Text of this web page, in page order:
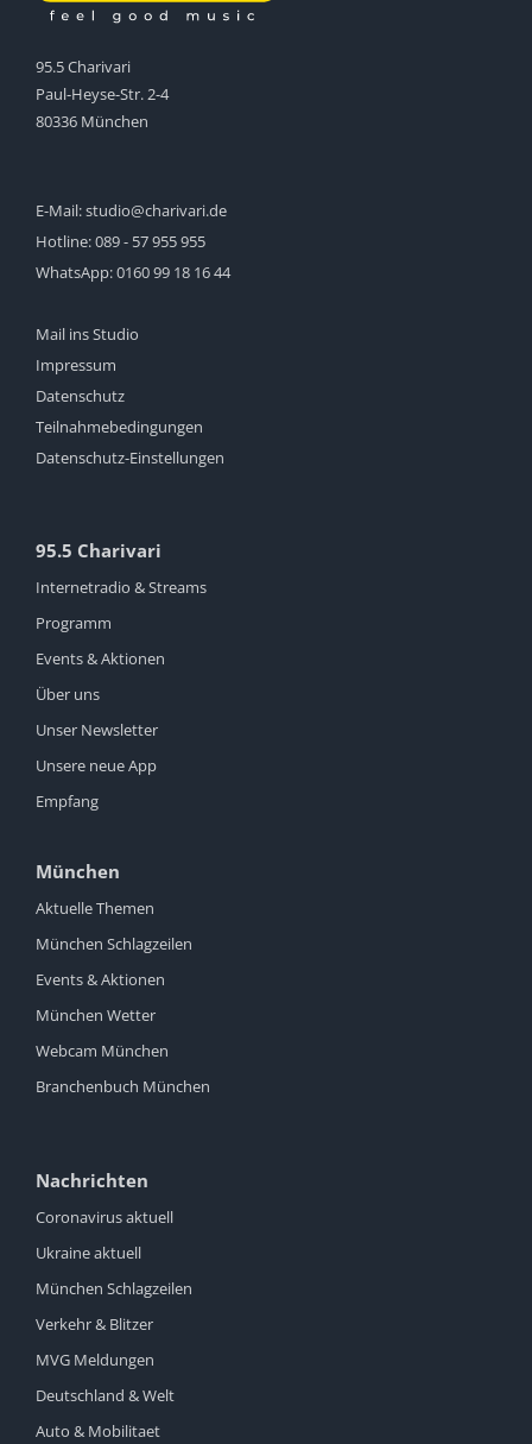
95.5 Charivari
Paul-Heyse-Str. 2-4
80336 München
E-Mail:studio@charivari.de
Hotline:089 - 57 955 955
WhatsApp:0160 99 18 16 44
Mail ins Studio
Impressum
Datenschutz
Teilnahmebedingungen
Datenschutz-Einstellungen
95.5 Charivari
Internetradio & Streams
Programm
Events & Aktionen
Über uns
Unser Newsletter
Unsere neue App
Empfang
München
Aktuelle Themen
München Schlagzeilen
Events & Aktionen
München Wetter
Webcam München
Branchenbuch München
Nachrichten
Coronavirus aktuell
Ukraine aktuell
München Schlagzeilen
Verkehr & Blitzer
MVG Meldungen
Deutschland & Welt
Auto & Mobilitaet